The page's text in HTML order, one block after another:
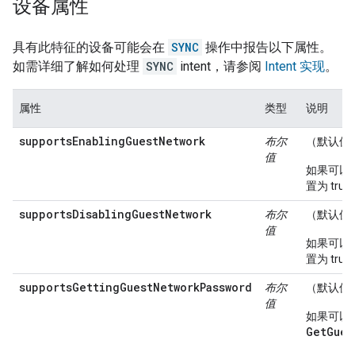
设备属性
具有此特征的设备可能会在 SYNC 操作中报告以下属性。
如需详细了解如何处理 SYNC intent，请参阅 Intent 实现。
属性 类型 说明
supportsEnablingGuestNetwork
布尔
值
（默认值
如果可以
置为 true
supportsDisablingGuestNetwork
布尔
值
（默认值
如果可以
置为 true
supportsGettingGuestNetworkPassword
布尔
值
（默认值
如果可以